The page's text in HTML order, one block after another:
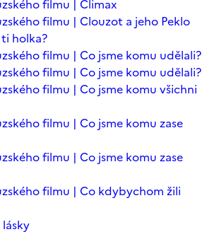
filmu | Climax
filmu | Clouzot a jeho Peklo
holka?
filmu | Co jsme komu udělali?
filmu | Co jsme komu udělali?
filmu | Co jsme komu všichni
filmu | Co jsme komu zase
filmu | Co jsme komu zase
filmu | Co kdybychom žili